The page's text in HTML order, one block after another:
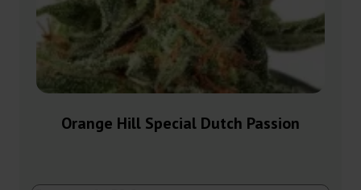
Orange Hill Special Dutch Passion